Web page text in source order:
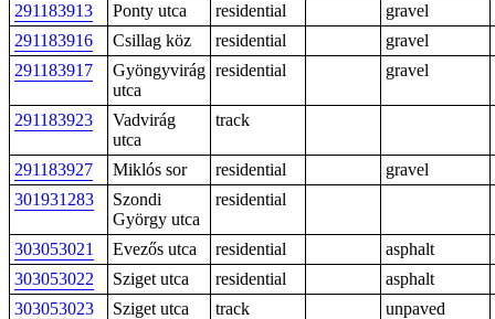
291183913
Ponty utca residential
gravel
291183916
Csillag köz residential
gravel
291183917
Gyöngyvirág
utca
residential gravel
291183923
Vadvirág
utca
track
291183927 Miklós sor residential
gravel
301931283
Szondi
György utca
residential
303053021 Evezős utca residential
asphalt
303053022
Sziget utca residential
asphalt
303053023
Sziget utca track
unpaved